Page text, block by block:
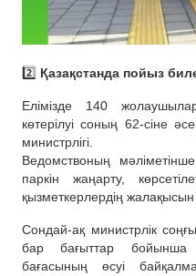
2️⃣ Қазақстанда пойыз
Елімізде 140
көтерілуі соның 62-сіне
министрлігі.
Ведомствоның
паркін жаңарту,
қызметкерлердің жалақысын
Сондай-ақ министрлік
бар бағыттар бойынша
бағасының өсуі